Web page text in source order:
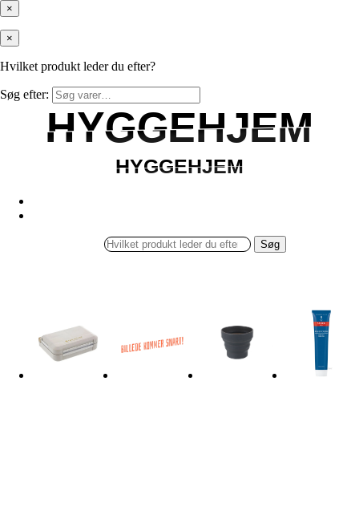
×
×
Hvilket produkt leder du efter?
Søg efter:
HYGGEHJEM
HYGGEHJEM
HYGGEHJEM
HYGGEHJEM
Søg